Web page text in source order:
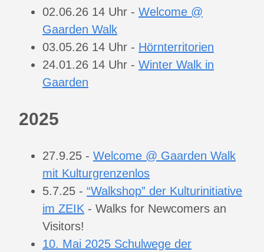
02.06.26 14 Uhr - Welcome @
Gaarden Walk
03.05.26 14 Uhr - Hörnterritorien
24.01.26 14 Uhr - Winter Walk in
Gaarden
2025
27.9.25 - Welcome @ Gaarden Walk
mit Kulturgrenzenlos
5.7.25 - “Walkshop” der Kulturinitiative
im ZEIK - Walks for Newcomers an
Visitors!
10. Mai 2025 Schulwege der